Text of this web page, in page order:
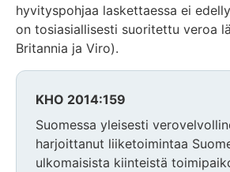
hyvityspohjaa laskettaessa ei
on tosiasiallisesti suoritettu veroa
Britannia ja Viro).
KHO 2014:159
Suomessa yleisesti
harjoittanut liiketoimintaa
ulkomaisista kiinteistä